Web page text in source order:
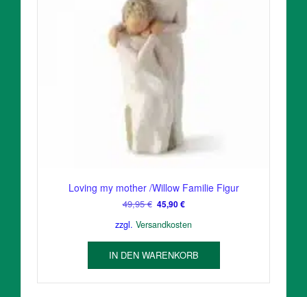
Loving my mother /Willow Familie Figur
49,95€ Ursprünglicher
war:
49,95 €
45,90€Aktueller
ist:
45,90 €.
zzgl. Versandkosten
IN DEN WARENKORB